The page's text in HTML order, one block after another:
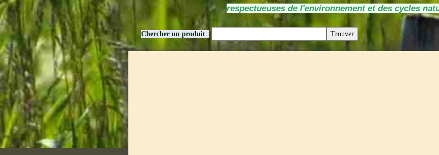
respectueuses de l'environnement et des cycles
Chercher un produit :